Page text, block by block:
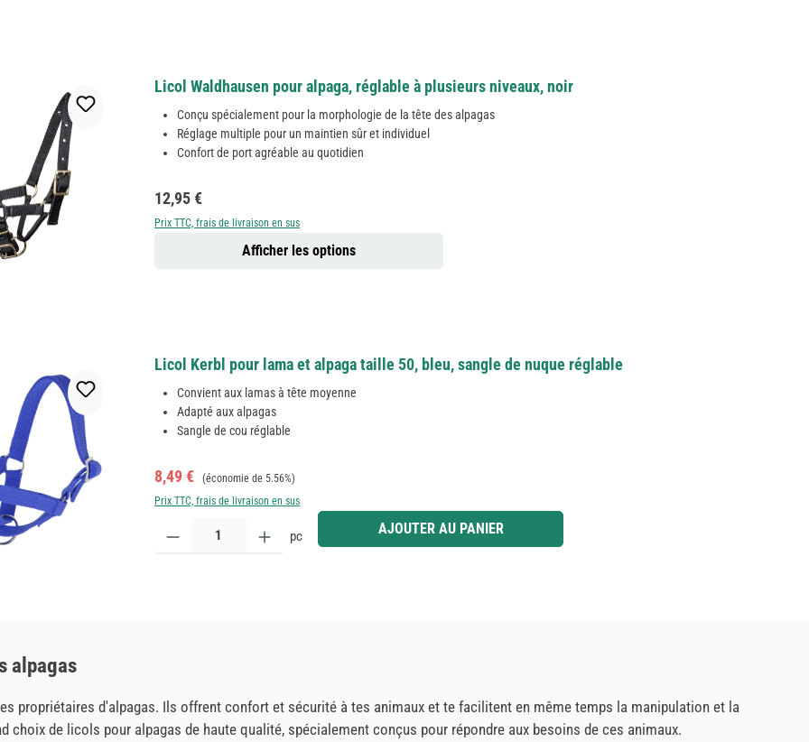
Licol Waldhausen pour alpaga, réglable à plusieurs niveaux, noir
Conçu spécialement pour la morphologie de la tête des alpagas
Réglage multiple pour un maintien sûr et individuel
Confort de port agréable au quotidien
Prix régulier :
12,95 €
Prix TTC, frais de livraison en sus
Afficher les options
Licol Kerbl pour lama et alpaga taille 50, bleu, sangle de nuque réglable
Convient aux lamas à tête moyenne
Adapté aux alpagas
Sangle de cou réglable
Prix de vente :
8,49 € Prix régulier :
(économie de 5.56%)
Prix TTC, frais de livraison en sus
Quantité de produit : Entrez la quantité souhaitée ou utilisez les boutons pour augmenter ou diminuer la quantité.
pc AJOUTER AU PANIER
alpagas
propriétaires d'alpagas. Ils offrent confort et sécurité à tes animaux et te facilitent en même temps la manipulation et la
choix de licols pour alpagas de haute qualité, spécialement conçus pour répondre aux besoins de ces animaux.